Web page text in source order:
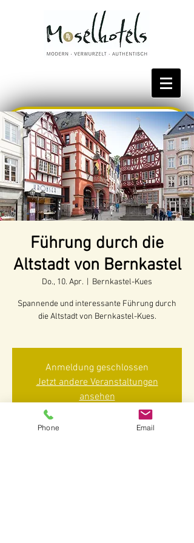
Bestpreis reservieren
Führung durch die
Altstadt von Bernkastel
Do., 10. Apr. Bernkastel-Kues
Spannende und interessante Führung durch
die Altstadt von Bernkastel-Kues.
Anmeldung geschlossen
Jetzt andere Veranstaltungen
ansehen
Phone Email